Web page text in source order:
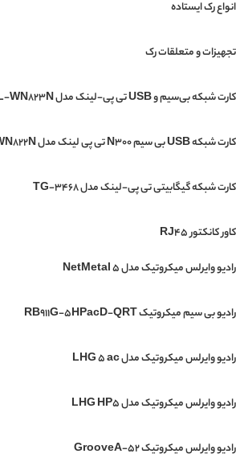
انواع رک ایستاده
تجهیزات و متعلقات رک
کارت شبکه بی‌سیم و USB تی پی-لینک مدل TL-WN823N
کارت شبکه USB بی‌ سیم N300 تی پی لینک مدل TL-WN822N
کارت شبکه گیگابیتی تی پی-لینک مدل TG-3468
کاور کانکتور RJ45
رادیو وایرلس میکروتیک مدل NetMetal 5
رادیو بی سیم میکروتیک RB911G-5HPacD-QRT
رادیو وایرلس میکروتیک مدل LHG 5 ac
رادیو وایرلس میکروتیک مدل LHG HP5
رادیو وایرلس میکروتیک GrooveA-52